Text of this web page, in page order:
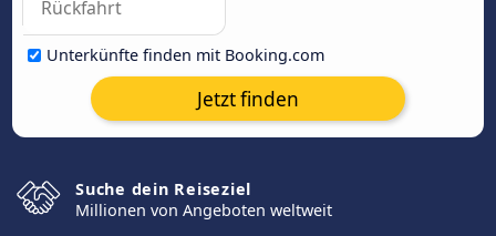
Unterkünfte finden mit Booking.com
Jetzt finden
Suche dein Reiseziel
Millionen von Angeboten weltweit